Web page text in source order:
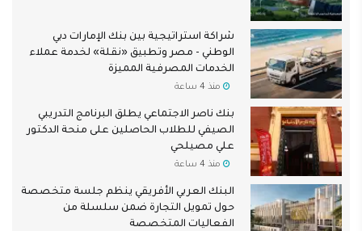
شراكة استراتيجية بين بنك الإمارات دبي
الوطني - مصر وتطبيق «نقلة» لخدمة عملاء
الخدمات المصرفية المميزة
منذ 4 ساعة
بنك ناصر الاجتماعي يطلق البرنامج التدريبي
الصيفي للطلاب الحاصلين على منحة الدكتور
علي مصيلحي
منذ 4 ساعة
البنك العربي الأفريقي ينظم جلسة متخصصة
حول تمويل التجارة ضمن سلسلة من
الفعاليات المتخصصة